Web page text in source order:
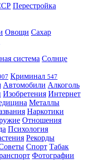
Перестройка
Овощи Сахар
система Солнце
Криминал 547
Автомобили Алкоголь
Изобретения Интернет
Металлы
Наркотики
Отношения
Психология
Рекорды
Спорт Табак
Фотографии